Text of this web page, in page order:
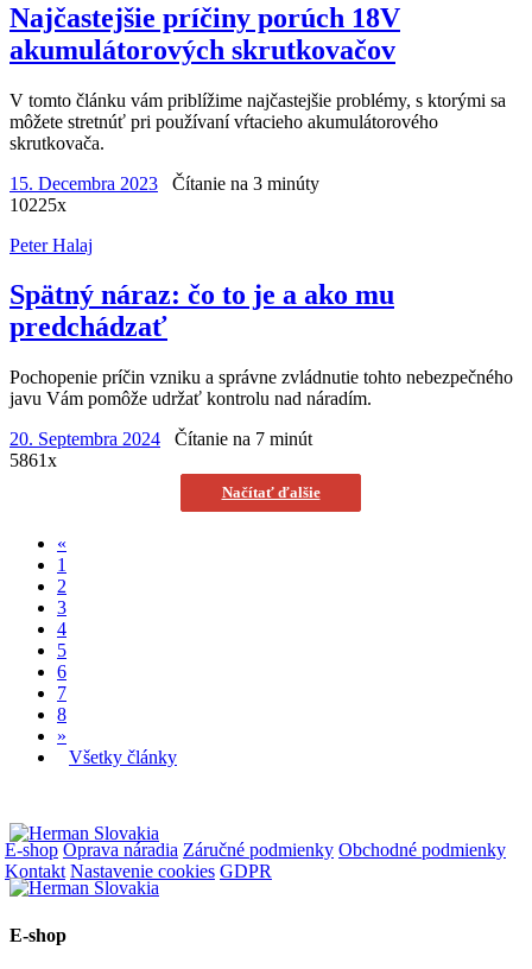
Najčastejšie príčiny porúch 18V
akumulátorových skrutkovačov
V tomto článku vám priblížime najčastejšie problémy, s ktorými sa
môžete stretnúť pri používaní vŕtacieho akumulátorového
skrutkovača.
15. Decembra 2023
Čítanie na 3 minúty
10225x
Peter Halaj
Spätný náraz: čo to je a ako mu
predchádzať
Pochopenie príčin vzniku a správne zvládnutie tohto nebezpečného
javu Vám pomôže udržať kontrolu nad náradím.
20. Septembra 2024
Čítanie na 7 minút
5861x
Načítať ďalšie
«
1
2
3
4
5
6
7
8
»
Všetky články
E-shop Oprava náradia Záručné podmienky Obchodné podmienky
Kontakt Nastavenie cookies GDPR
E-shop